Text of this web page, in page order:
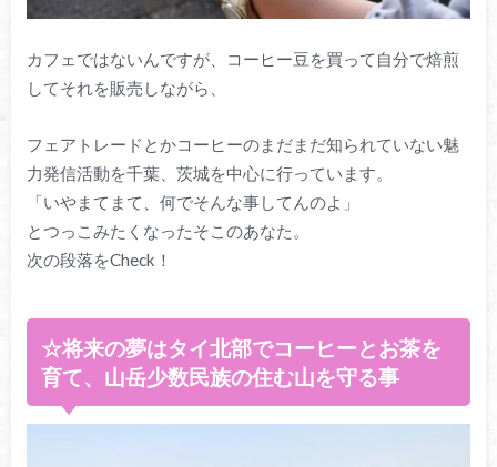
カフェではないんですが、コーヒー豆を買って自分で焙煎
してそれを販売しながら、
フェアトレードとかコーヒーのまだまだ知られていない魅
力発信活動を千葉、茨城を中心に行っています。
「いやまてまて、何でそんな事してんのよ」
とつっこみたくなったそこのあなた。
次の段落をCheck！
☆将来の夢はタイ北部でコーヒーとお茶を
育て、山岳少数民族の住む山を守る事